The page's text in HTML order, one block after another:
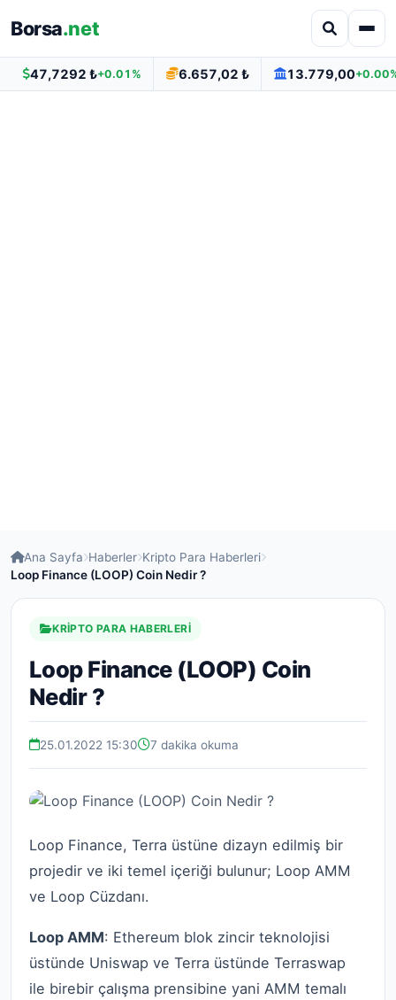
Borsa.net
47,7292 ₺+0.01% 6.657,02 ₺ 13.779,00
Ana Sayfa Haberler Kripto Para Haberleri
Loop Finance (LOOP) Coin Nedir ?
KRIPTO PARA HABERLERI
Loop Finance (LOOP) Coin
Nedir ?
25.01.2022 15:30 7 dakika okuma
Loop Finance, Terra üstüne dizayn edilmiş bir
projedir ve iki temel içeriği bulunur; Loop AMM
ve Loop Cüzdanı.
Loop AMM: Ethereum blok zincir teknolojisi
üstünde Uniswap ve Terra üstünde Terraswap
ile birebir çalışma prensibine yani AMM temalı